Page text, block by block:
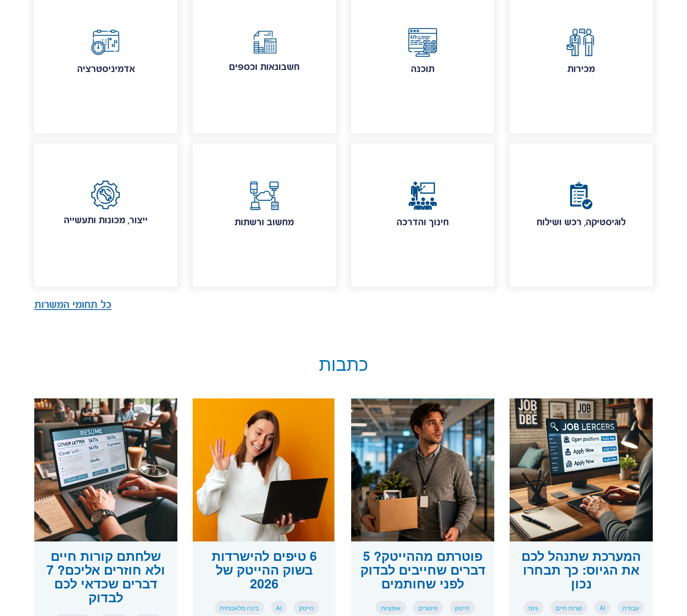
אדמיניסטרציה חשבונאות וכספים תוכנה מכירות
ייצור, מכונות ותעשייה מחשוב ורשתות חינוך והדרכה לוגיסטיקה, רכש ושילוח
כל תחומי המשרות
כתבות
המערכת שתנהל לכם
את הגיוס: כך תבחרו
נכון
עבודה AI קורות חיים גיוס
פוטרתם מההייטק? 5
דברים שחייבים לבדוק
לפני שחותמים
הייטק פיטורים אופציות
6 טיפים להישרדות
בשוק ההייטק של
2026
הייטק AI בינה מלאכותית
שלחתם קורות חיים
ולא חוזרים אליכם? 7
דברים שכדאי לכם
לבדוק